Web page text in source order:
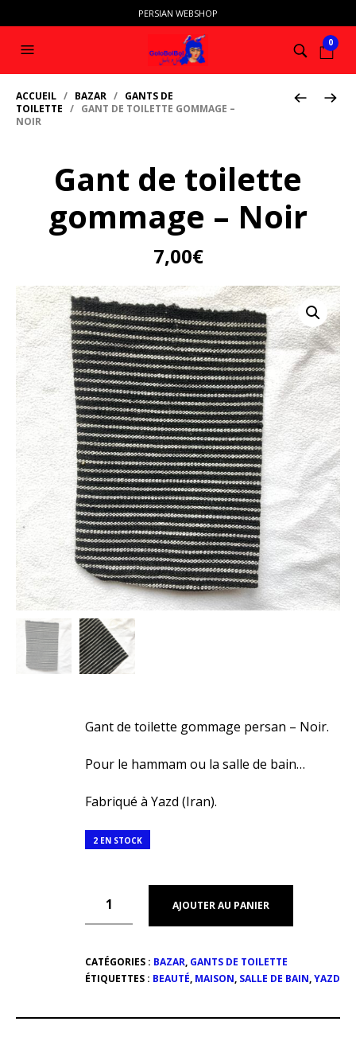
PERSIAN WEBSHOP
0
ACCUEIL / BAZAR / GANTS DE
TOILETTE / GANT DE TOILETTE GOMMAGE –
NOIR
Gant de toilette
gommage – Noir
7,00€
Gant de toilette gommage persan – Noir.
Pour le hammam ou la salle de bain…
Fabriqué à Yazd (Iran).
2 EN STOCK
AJOUTER AU PANIER
CATÉGORIES : BAZAR, GANTS DE TOILETTE
ÉTIQUETTES : BEAUTÉ, MAISON, SALLE DE BAIN,YAZD